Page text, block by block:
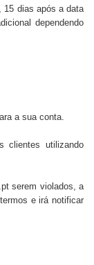
15 dias após a data
dependendo
a sua conta.
clientes utilizando
serem violados, a
e irá notificar